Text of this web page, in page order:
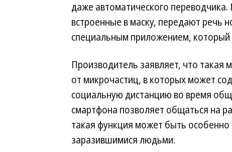
даже автоматического
встроенные в маску, передают речь
специальным приложением, который
Производитель заявляет, что такая
от микрочастиц, в которых может
социальную дистанцию во время
смартфона позволяет общаться на
такая функция может быть
заразившимися людьми.